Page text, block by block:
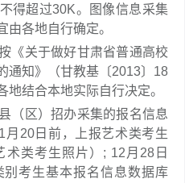
得超过30K。图像信息采集
由各地自行确定。
《关于做好甘肃省普通高校
通知》（甘教基〔2013〕18
地结合本地实际自行决定。
（区）招办采集的报名信息
20日前，上报艺术类考生
类考生照片）; 12月28日
考生基本报名信息数据库